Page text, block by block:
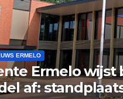
ERMELO
Ermelo wijst
af: